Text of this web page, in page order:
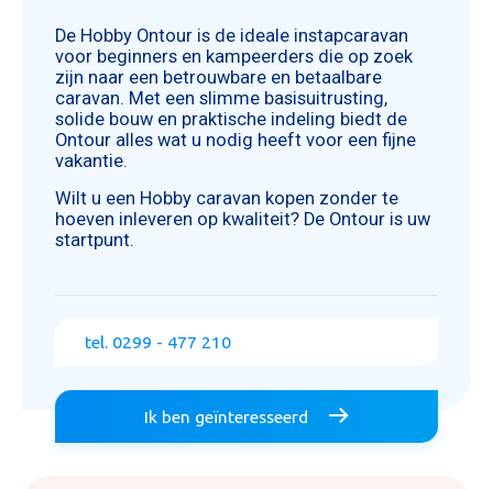
De Hobby Ontour is de ideale instapcaravan
voor beginners en kampeerders die op zoek
zijn naar een betrouwbare en betaalbare
caravan. Met een slimme basisuitrusting,
solide bouw en praktische indeling biedt de
Ontour alles wat u nodig heeft voor een fijne
vakantie.
Wilt u een Hobby caravan kopen zonder te
hoeven inleveren op kwaliteit? De Ontour is uw
startpunt.
tel. 0299 - 477 210
Ik ben geïnteresseerd